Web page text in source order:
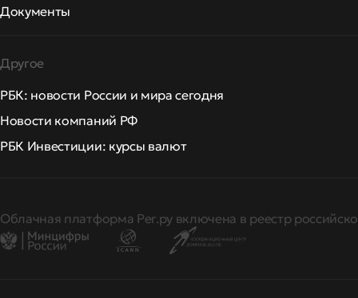
Документы
Другое
РБК: новости России и мира сегодня
Новости компаний РФ
РБК Инвестиции: курсы валют
Облачная платформа Рег.ру включена в реестр